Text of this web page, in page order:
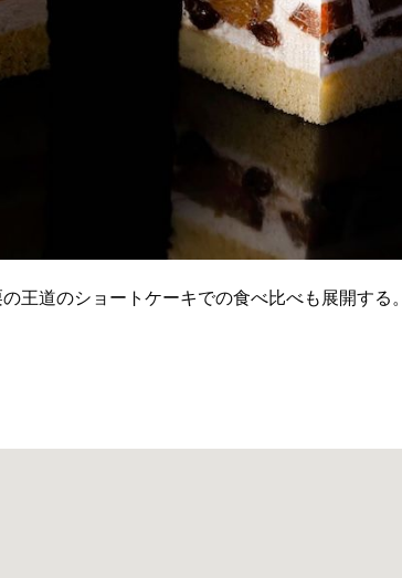
王道のショートケーキでの食べ比べも展開する。